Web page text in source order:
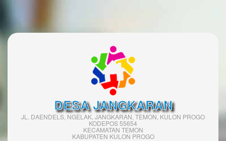
DESA JANGKARAN
JL. DAENDELS, NGELAK, JANGKARAN, TEMON, KULON PROGO
KODEPOS 55654
KECAMATAN TEMON
KABUPATEN KULON PROGO